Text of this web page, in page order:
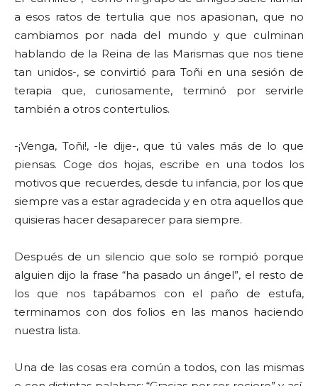
a esos ratos de tertulia que nos apasionan, que no
cambiamos por nada del mundo y que culminan
hablando de la Reina de las Marismas que nos tiene
tan unidos-, se convirtió para Toñi en una sesión de
terapia que, curiosamente, terminó por servirle
también a otros contertulios.
-¡Venga, Toñi!, -le dije-, que tú vales más de lo que
piensas. Coge dos hojas, escribe en una todos los
motivos que recuerdes, desde tu infancia, por los que
siempre vas a estar agradecida y en otra aquellos que
quisieras hacer desaparecer para siempre.
Después de un silencio que solo se rompió porque
alguien dijo la frase “ha pasado un ángel”, el resto de
los que nos tapábamos con el paño de estufa,
terminamos con dos folios en las manos haciendo
nuestra lista.
Una de las cosas era común a todos, con las mismas